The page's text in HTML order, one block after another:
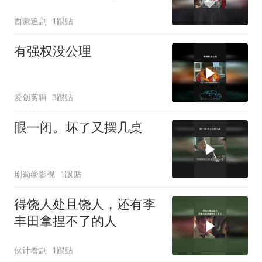
西蒙追剧 1跟贴
有强权没公理
爱创剪辑 3跟贴
眼一闭。坏了又摆几桌
剧蜀黍影视 1跟贴
得饶人处且饶人，还有李
丰田拿捏不了的人
伙计看剧 1跟贴